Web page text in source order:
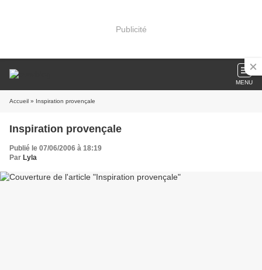
Publicité
MENU
Accueil » Inspiration provençale
Inspiration provençale
Publié le 07/06/2006 à 18:19
Par Lyla